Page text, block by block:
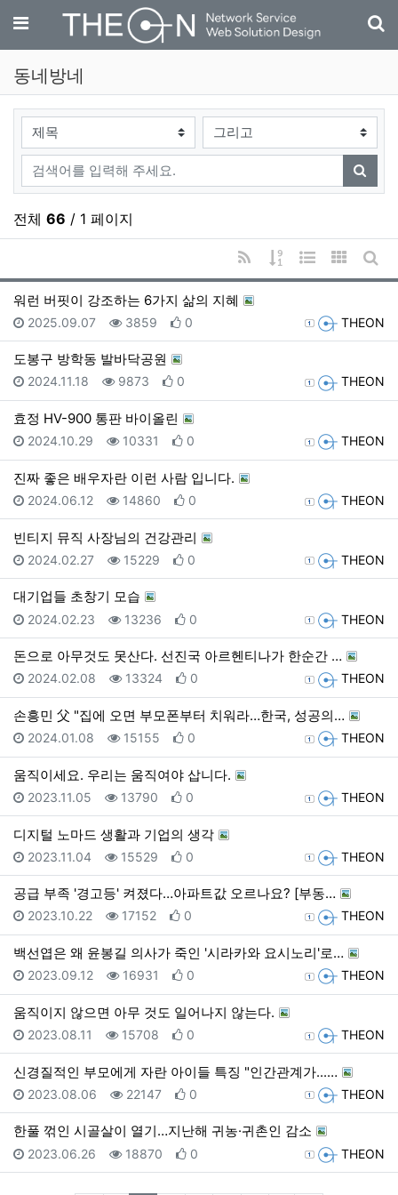
메뉴
동네방네
검색대상
검색어
검색
전체 66 / 1 페이지
RSS
게시물 정렬
웹진 스타일
갤러리게
워런 버핏이 강조하는 6가지 삶의 지혜
등록자 THEON
등록일
2025.09.07 조회
3859 추천
0
도봉구 방학동 발바닥공원
등록자 THEON
등록일
2024.11.18 조회
9873 추천
0
효정 HV-900 통판 바이올린
등록자 THEON
등록일
2024.10.29 조회
10331 추천
0
진짜 좋은 배우자란 이런 사람 입니다.
등록자 THEON
등록일
2024.06.12 조회
14860 추천
0
빈티지 뮤직 사장님의 건강관리
등록자 THEON
등록일
2024.02.27 조회
15229 추천
0
대기업들 초창기 모습
등록자 THEON
등록일
2024.02.23 조회
13236 추천
0
돈으로 아무것도 못산다. 선진국 아르헨티나가 한순간 …
등록자 THEON
등록일
2024.02.08 조회
13324 추천
0
손흥민 父 "집에 오면 부모폰부터 치워라…한국, 성공의…
등록자 THEON
등록일
2024.01.08 조회
15155 추천
0
움직이세요. 우리는 움직여야 삽니다.
등록자 THEON
등록일
2023.11.05 조회
13790 추천
0
디지털 노마드 생활과 기업의 생각
등록자 THEON
등록일
2023.11.04 조회
15529 추천
0
공급 부족 '경고등' 켜졌다…아파트값 오르나요? [부동…
등록자 THEON
등록일
2023.10.22 조회
17152 추천
0
백선엽은 왜 윤봉길 의사가 죽인 '시라카와 요시노리'로…
등록자 THEON
등록일
2023.09.12 조회
16931 추천
0
움직이지 않으면 아무 것도 일어나지 않는다.
등록자 THEON
등록일
2023.08.11 조회
15708 추천
0
신경질적인 부모에게 자란 아이들 특징 "인간관계가...…
등록자 THEON
등록일
2023.08.06 조회
22147 추천
0
한풀 꺾인 시골살이 열기…지난해 귀농·귀촌인 감소
등록자 THEON
등록일
2023.06.26 조회
18870 추천
0